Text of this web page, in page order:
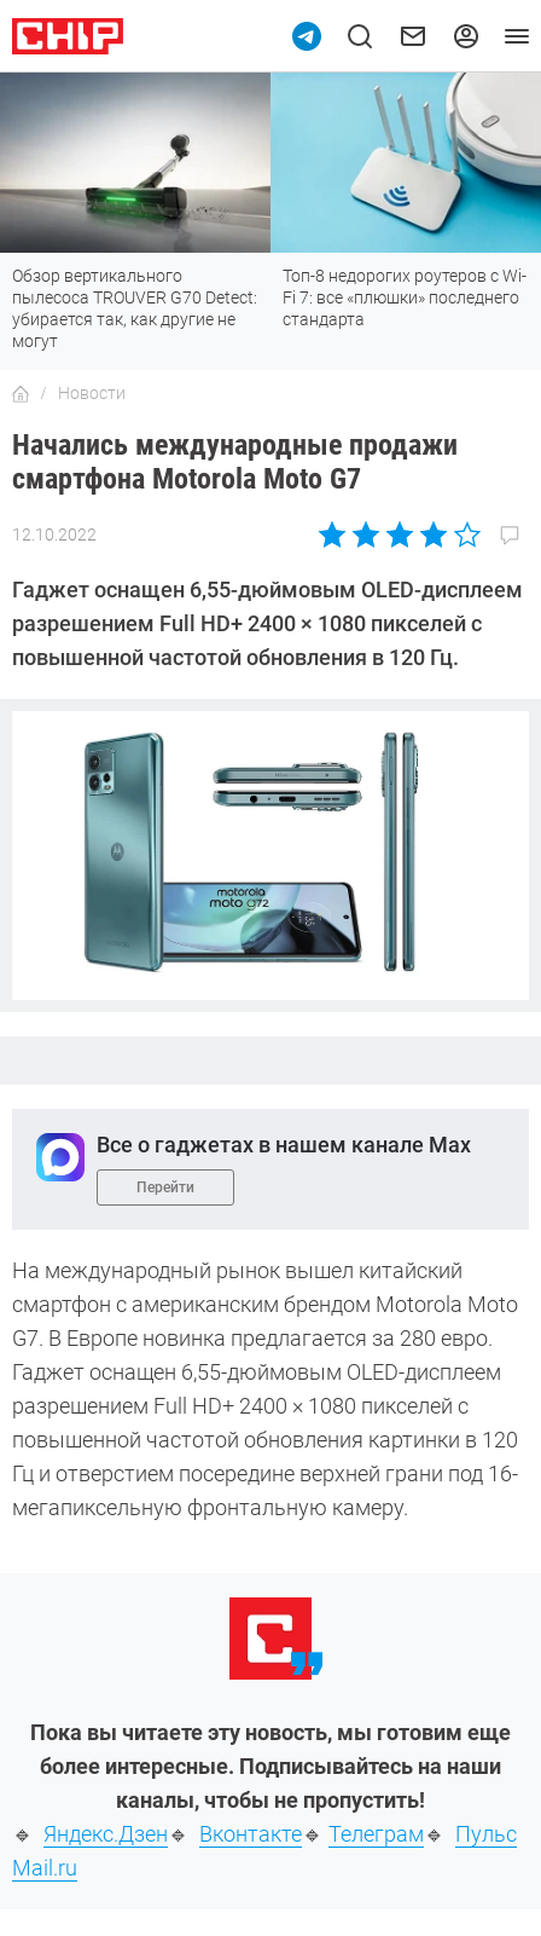
Обзор вертикального
пылесоса TROUVER G70 Detect:
убирается так, как другие не
могут
Топ-8 недорогих роутеров с Wi-
Fi 7: все «плюшки» последнего
стандарта
Новости
Начались международные продажи
смартфона Motorola Moto G7
12.10.2022
Автор:
Кошик
Гаджет оснащен 6,55-дюймовым OLED-дисплеем
разрешением Full HD+ 2400 × 1080 пикселей с
повышенной частотой обновления в 120 Гц.
Все о гаджетах в нашем канале Max
Перейти
На международный рынок вышел китайский
смартфон с американским брендом Motorola Moto
G7. В Европе новинка предлагается за 280 евро.
Гаджет оснащен 6,55-дюймовым OLED-дисплеем
разрешением Full HD+ 2400 × 1080 пикселей с
повышенной частотой обновления картинки в 120
Гц и отверстием посередине верхней грани под 16-
мегапиксельную фронтальную камеру.
Пока вы читаете эту новость, мы готовим еще
более интересные. Подписывайтесь на наши
каналы, чтобы не пропустить!
🔹 Яндекс.Дзен🔹 Вконтакте🔹 Телеграм🔹 Пульс
Mail.ru